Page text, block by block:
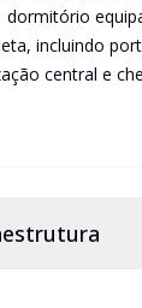
dormitório
incluindo
central e